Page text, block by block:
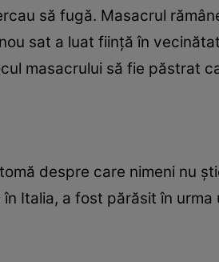
să fugă. Masacrul
sat a luat fiinţă în
masacrului să fie păstrat
despre care nimeni nu
Italia, a fost părăsit în